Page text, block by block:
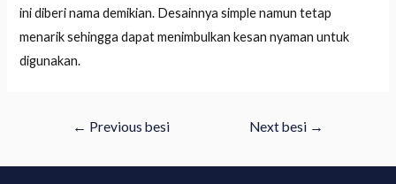
ini diberi nama demikian. Desainnya simple namun tetap
menarik sehingga dapat menimbulkan kesan nyaman untuk
digunakan.
← Previous besi Next besi →